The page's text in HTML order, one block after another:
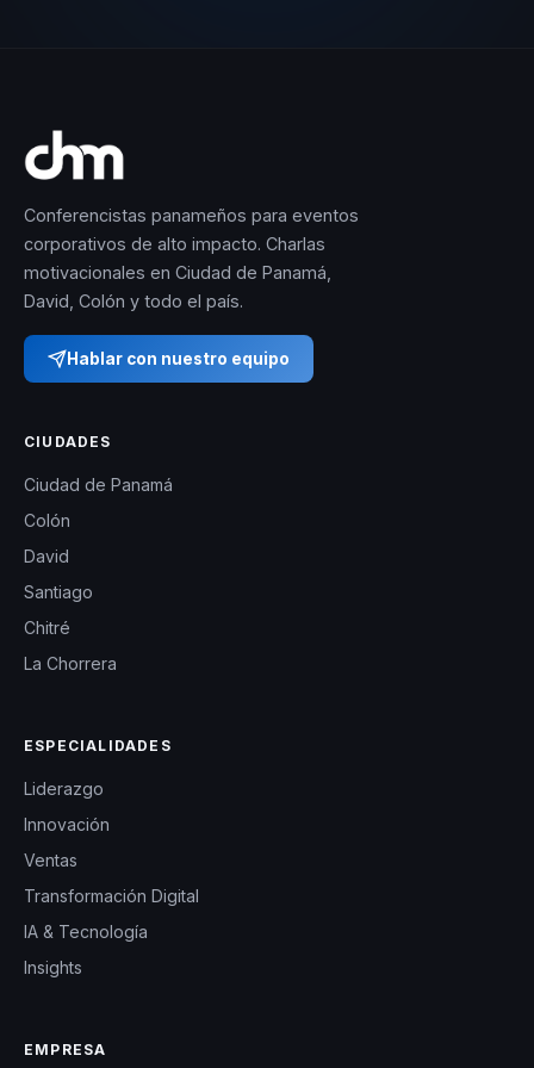
Conferencistas panameños para eventos
corporativos de alto impacto. Charlas
motivacionales en Ciudad de Panamá,
David, Colón y todo el país.
Hablar con nuestro equipo
CIUDADES
Ciudad de Panamá
Colón
David
Santiago
Chitré
La Chorrera
ESPECIALIDADES
Liderazgo
Innovación
Ventas
Transformación Digital
IA & Tecnología
Insights
EMPRESA